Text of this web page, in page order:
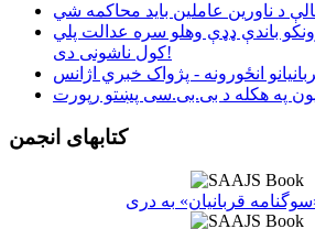
د ناورین عاملین باید محاکمه شي
باندې ډډې وهلو سره عدالت پلي
کول ناشونی دی!
انځورونه - پژواک خبري اژانس
په هکله د بی.بی.سی پښتو رپورت
کتابهای انجمن
قربانیان» به دری